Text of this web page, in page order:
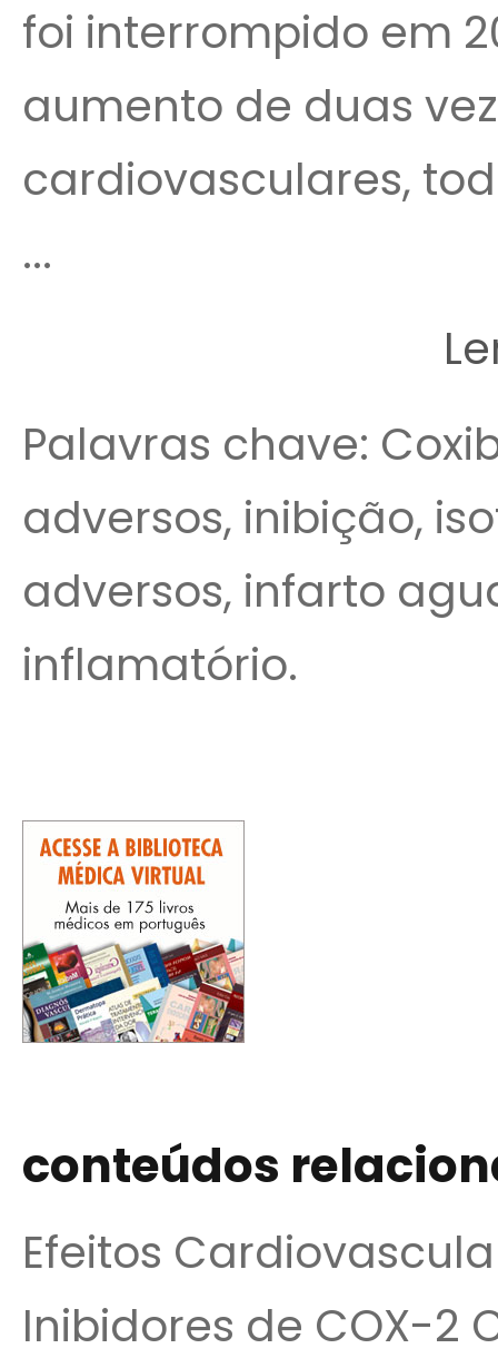
foi interrompido em
aumento de duas
cardiovasculares,
...
Palavras chave:
adversos, inibição,
adversos, infarto
inflamatório.
conteúdos
Efeitos
Inibidores de COX-2